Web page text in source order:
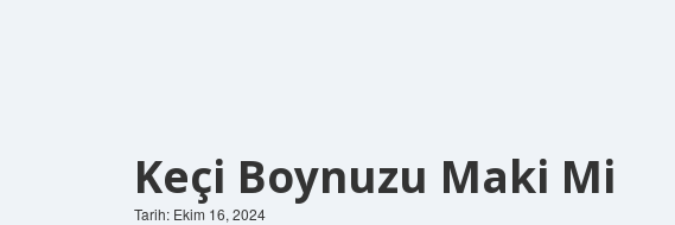
Keçi Boynuzu Maki Mi
Tarih: Ekim 16, 2024